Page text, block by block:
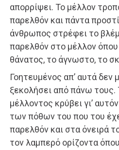
απορρίψει. Το μέλλον
παρελθόν και πάντα
άνθρωπος στρέφει το
παρελθόν στο μέλλον
θάνατος, το άγνωστο, το
Γοητευμένος απ’ αυτά δεν
ξεκολήσει από πάνω τους.
μέλλοντος κρύβει γι’
των πόθων του που του
παρελθόν και στα όνειρά
τον λαμπερό ορίζοντα